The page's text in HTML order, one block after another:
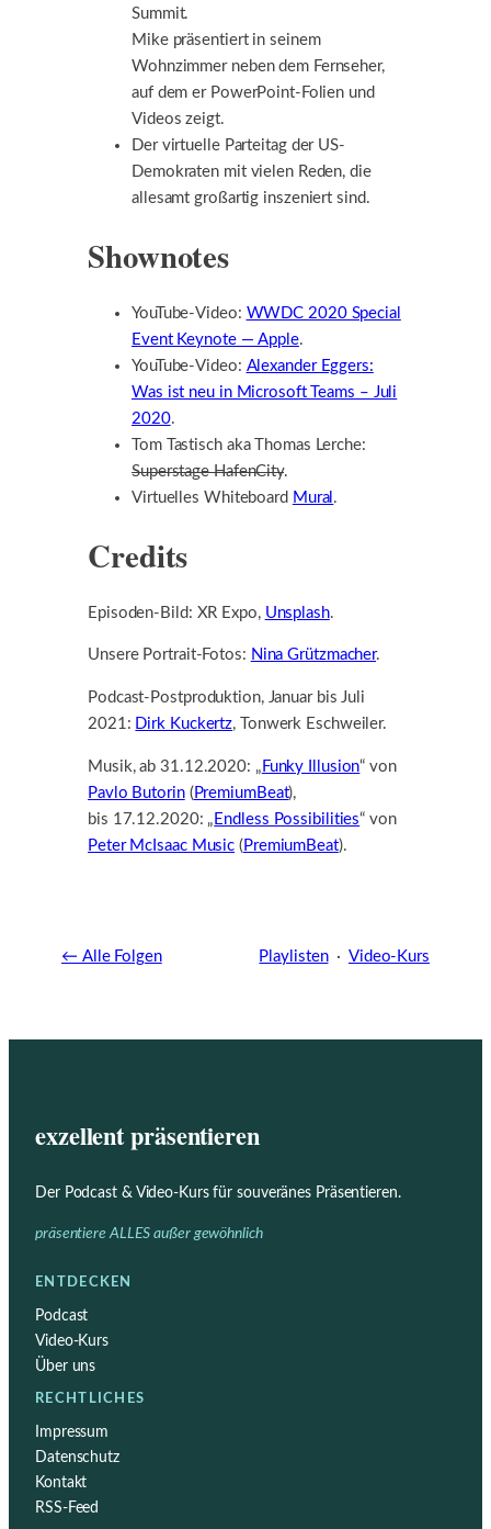
Summit.
Mike präsentiert in seinem
Wohnzimmer neben dem Fernseher,
auf dem er PowerPoint-Folien und
Videos zeigt.
Der virtuelle Parteitag der US-
Demokraten mit vielen Reden, die
allesamt großartig inszeniert sind.
Shownotes
YouTube-Video: WWDC 2020 Special
Event Keynote — Apple.
YouTube-Video: Alexander Eggers:
Was ist neu in Microsoft Teams – Juli
2020.
Tom Tastisch aka Thomas Lerche:
Superstage HafenCity.
Virtuelles Whiteboard Mural .
Credits
Episoden-Bild: XR Expo, Unsplash.
Unsere Portrait-Fotos: Nina Grützmacher.
Podcast-Postproduktion, Januar bis Juli
2021: Dirk Kuckertz, Tonwerk Eschweiler.
Musik, ab 31.12.2020: „ Funky Illusion“ von
Pavlo Butorin(PremiumBeat),
bis 17.12.2020: „ Endless Possibilities“ von
Peter McIsaac Music (PremiumBeat).
← Alle Folgen Playlisten· Video-Kurs
exzellent präsentieren
Der Podcast & Video-Kurs für souveränes Präsentieren.
präsentiere ALLES außer gewöhnlich
ENTDECKEN
Podcast
Video-Kurs
Über uns
RECHTLICHES
Impressum
Datenschutz
Kontakt
RSS-Feed